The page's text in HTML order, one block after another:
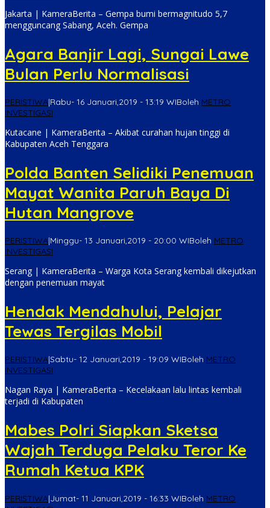
Jakarta | KameraBerita – Gempa bumi bermagnitudo 5,7
mengguncang Sabang, Aceh. Gempa
Agara Banjir Lagi, Sungai Lawe
Bulan Perlu Normalisasi
PERISTIWA|Rabu- 16 Januari,2019 - 13:19 WIBoleh METRO
INVESTIGASI
Kutacane | KameraBerita – Akibat curahan hujan tinggi di
Kabupaten Aceh Tenggara
Polda Banten Selidiki Penemuan
Mayat Wanita Paruh Baya Di
Hutan Mangrove
PERISTIWA|Minggu- 13 Januari,2019 - 20:00 WIBoleh METRO
INVESTIGASI
Serang | KameraBerita – Warga Kota Serang kembali dikejutkan
dengan penemuan mayat
Hendak Mendahului, Pelajar
Tewas Tergilas Mobil
PERISTIWA|Sabtu- 12 Januari,2019 - 19:09 WIBoleh METRO
INVESTIGASI
Nagan Raya | KameraBerita – Kecelakaan lalu lintas kembali
terjadi di Kabupaten
Mabes Polri Siapkan Sketsa
Wajah Terduga Pelaku Teror Ke
Rumah Ketua KPK
PERISTIWA|Jumat- 11 Januari,2019 - 16:33 WIBoleh METRO